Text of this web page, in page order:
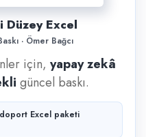
Düzey Excel
· Ömer Bağcı
için,yapay zekâ
güncel baskı.
Excel paketi